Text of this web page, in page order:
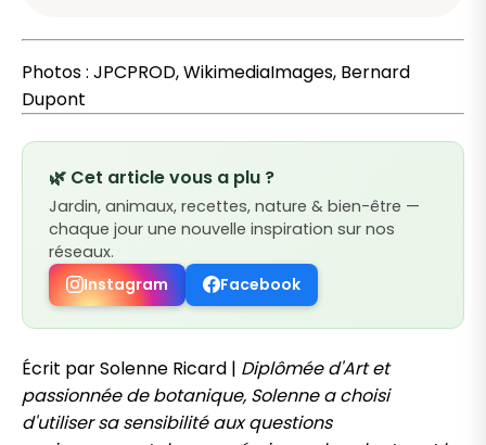
Photos : JPCPROD, WikimediaImages, Bernard
Dupont
🌿 Cet article vous a plu ?
Jardin, animaux, recettes, nature & bien-être —
chaque jour une nouvelle inspiration sur nos
réseaux.
Instagram
Facebook
Écrit par Solenne Ricard | Diplômée d'Art et
passionnée de botanique, Solenne a choisi
d'utiliser sa sensibilité aux questions